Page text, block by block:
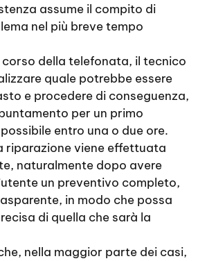
assume il compito di
nel più breve tempo
corso della telefonata, il tecnico
quale potrebbe essere
e procedere di conseguenza,
per un primo
entro una o due ore.
riparazione viene effettuata
naturalmente dopo avere
un preventivo completo,
in modo che possa
di quella che sarà la
nella maggior parte dei casi,